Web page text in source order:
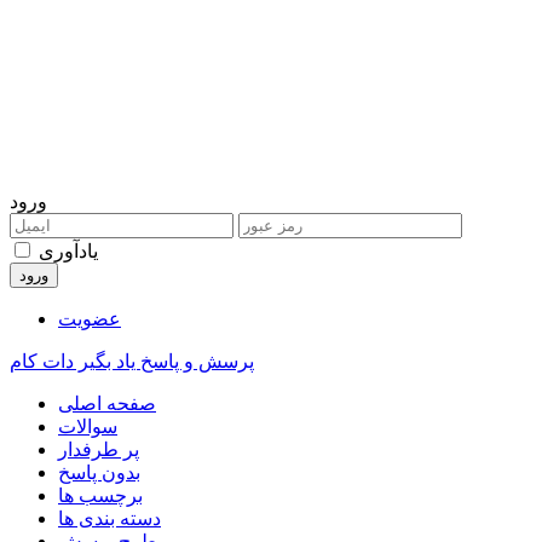
ورود
یادآوری
عضویت
پرسش و پاسخ یاد بگیر دات کام
صفحه اصلی
سوالات
پر طرفدار
بدون پاسخ
برچسب ها
دسته بندی ها